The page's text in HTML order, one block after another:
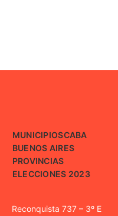
MUNICIPIOSCABA
BUENOS AIRES
PROVINCIAS
ELECCIONES 2023
Reconquista 737 – 3º E